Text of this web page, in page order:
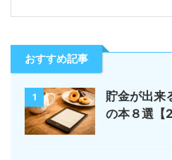
おすすめ記事
1
貯金が出来
の本８選【